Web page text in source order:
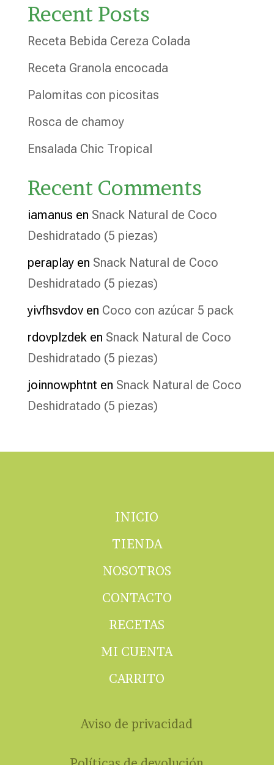
Recent Posts
Receta Bebida Cereza Colada
Receta Granola encocada
Palomitas con picositas
Rosca de chamoy
Ensalada Chic Tropical
Recent Comments
iamanus en Snack Natural de Coco
Deshidratado (5 piezas)
peraplayen Snack Natural de Coco
Deshidratado (5 piezas)
yivfhsvdoven Coco con azúcar 5 pack
rdovplzdeken Snack Natural de Coco
Deshidratado (5 piezas)
joinnowphtnt en Snack Natural de Coco
Deshidratado (5 piezas)
INICIO
TIENDA
NOSOTROS
CONTACTO
RECETAS
MI CUENTA
CARRITO
Aviso de privacidad